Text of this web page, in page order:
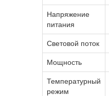
Напряжение
питания
Световой поток
Мощность
Температурный
режим